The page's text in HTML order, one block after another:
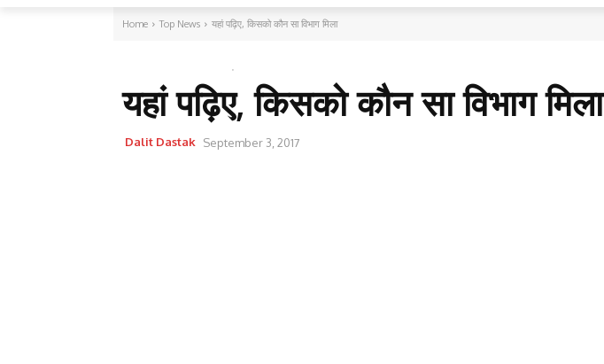
Home Top News यहां पढ़िए, किसको कौन सा विभाग मिला
यहां पढ़िए, किसको कौन सा विभाग मिला
Dalit Dastak September 3, 2017